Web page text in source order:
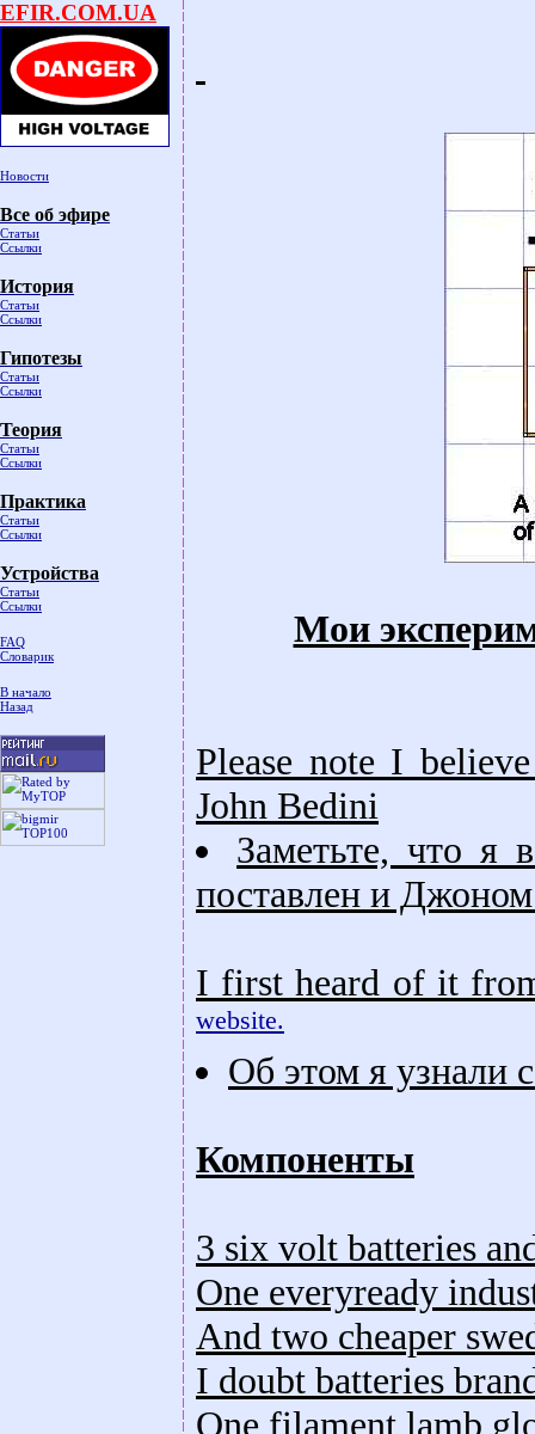
EFIR.COM.UA
Новости
Все об эфире
Статьи
Ссылки
История
Статьи
Ссылки
Гипотезы
Статьи
Ссылки
Теория
Статьи
Ссылки
Практика
Статьи
Ссылки
Устройства
Статьи
Ссылки
FAQ
Словарик
В начало
Назад
Мои
Please note I
John Bedini
Заметьте, что я
поставлен и
I first heard of it
website.
Об этом я узнали
Компоненты
3 six volt batteries
One everyready
And two cheaper
I doubt batteries
One filament lamb